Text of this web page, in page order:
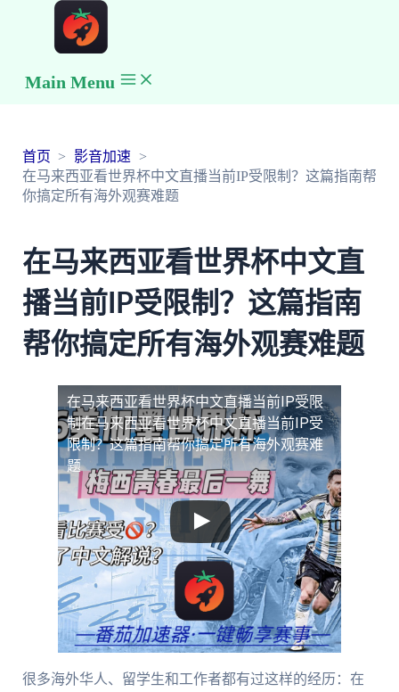
Main Menu
首页
影音加速
在马来西亚看世界杯中文直播当前IP受限制？这篇指南帮
你搞定所有海外观赛难题
在马来西亚看世界杯中文直
播当前IP受限制？这篇指南
帮你搞定所有海外观赛难题
在马来西亚看世界杯中文直播当前IP受限
制在马来西亚看世界杯中文直播当前IP受
限制？这篇指南帮你搞定所有海外观赛难
题
很多海外华人、留学生和工作者都有过这样的经历：在